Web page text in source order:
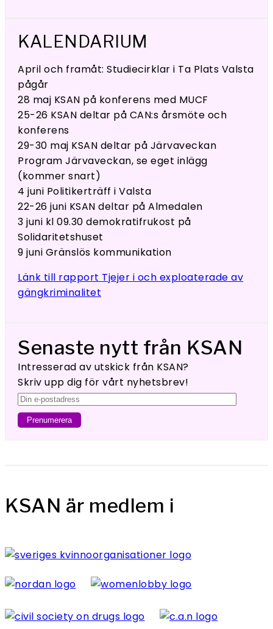
KALENDARIUM
April och framåt: Studiecirklar i Ta Plats Valsta
pågår
28 maj KSAN på konferens med MUCF
25-26 KSAN deltar på CAN:s årsmöte och
konferens
29-30 maj KSAN deltar på Järvaveckan
Program Järvaveckan, se eget inlägg
(kommer snart)
4 juni Politikerträff i Valsta
22-26 juni KSAN deltar på Almedalen
3 juni kl 09.30 demokratifrukost på
Solidaritetshuset
9 juni Gränslös kommunikation
Länk till rapport Tjejer i och exploaterade av
gängkriminalitet
Senaste nytt från KSAN
Intresserad av utskick från KSAN?
Skriv upp dig för vårt nyhetsbrev!
KSAN är medlem i